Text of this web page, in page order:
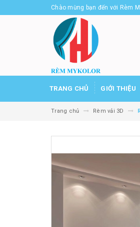
Chào mừng bạn đến với Rèm
TRANG CHỦ GIỚI THIỆU
Trang chủ Rèm vải 3D